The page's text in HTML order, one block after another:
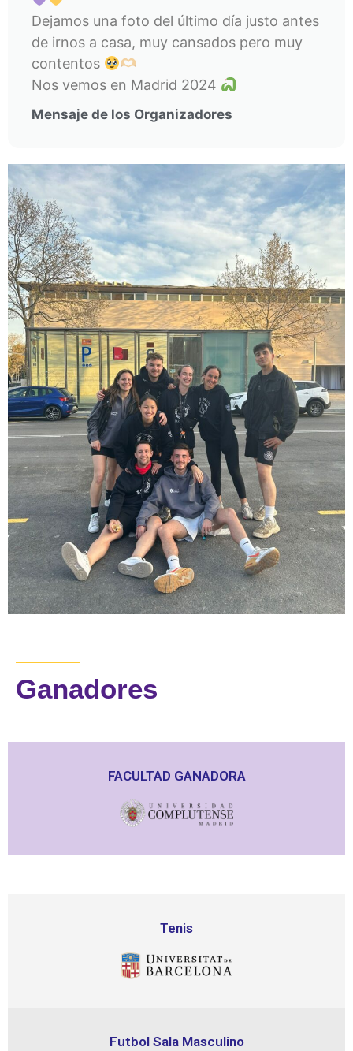
Dejamos una foto del último día justo antes
de irnos a casa, muy cansados pero muy
contentos
Nos vemos en Madrid 2024
Mensaje de los Organizadores
Ganadores
FACULTAD GANADORA
Tenis
Futbol Sala Masculino